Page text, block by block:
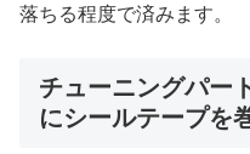
落ちる程度で済みます。
チューニングパー
にシールテープを